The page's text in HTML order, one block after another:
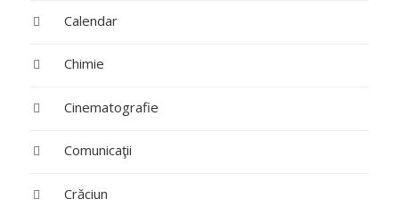
Calendar
Chimie
Cinematografie
Comunicaţii
Crăciun